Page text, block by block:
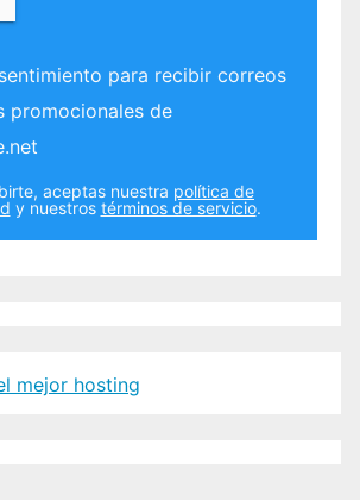
para recibir correos
promocionales de
aceptas nuestra política de
y nuestros términos de servicio.